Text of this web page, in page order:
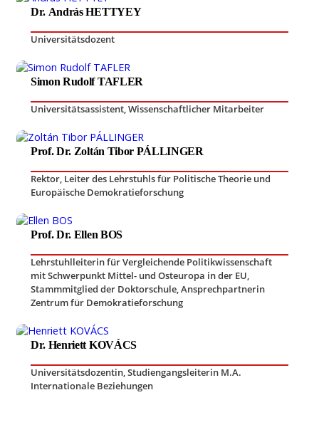
Dr. András HETTYEY
Universitätsdozent
Simon Rudolf TAFLER
Universitätsassistent,Wissenschaftlicher Mitarbeiter
Prof. Dr. Zoltán Tibor PÁLLINGER
Rektor, Leiter des Lehrstuhls für Politische Theorie und
Europäische Demokratieforschung
Prof. Dr. Ellen BOS
Lehrstuhlleiterin für Vergleichende Politikwissenschaft
mit Schwerpunkt Mittel- und Osteuropa in der EU,
Stammmitglied der Doktorschule,Ansprechpartnerin
Zentrum für Demokratieforschung
Dr. Henriett KOVÁCS
Universitätsdozentin,Studiengangsleiterin M.A.
Internationale Beziehungen